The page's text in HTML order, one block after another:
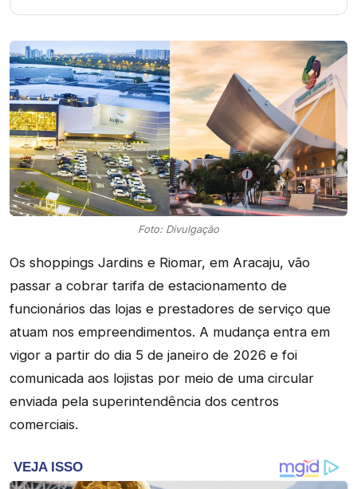
Foto: Divulgação
Os shoppings Jardins e Riomar, em Aracaju, vão
passar a cobrar tarifa de estacionamento de
funcionários das lojas e prestadores de serviço que
atuam nos empreendimentos. A mudança entra em
vigor a partir do dia 5 de janeiro de 2026 e foi
comunicada aos lojistas por meio de uma circular
enviada pela superintendência dos centros
comerciais.